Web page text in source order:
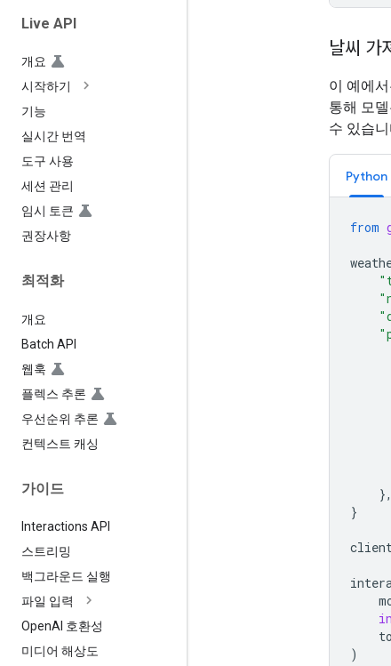
Live API
개요
시작하기
기능
실시간 번역
도구 사용
세션 관리
임시 토큰
권장사항
최적화
개요
Batch API
웹훅
플렉스 추론
우선순위 추론
컨텍스트 캐싱
가이드
Interactions API
스트리밍
백그라운드 실행
파일 입력
OpenAI 호환성
미디어 해상도
날씨 가
이 예에
통해 모
수 있습니
Python
from
},
}
)